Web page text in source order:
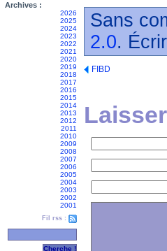
Archives :
2026
2025
2024
2023
2022
2021
2020
2019
2018
2017
2016
2015
2014
2013
2012
2011
2010
2009
2008
2007
2006
2005
2004
2003
2002
2001
Fil rss :
Sans
2.0.
FIBD